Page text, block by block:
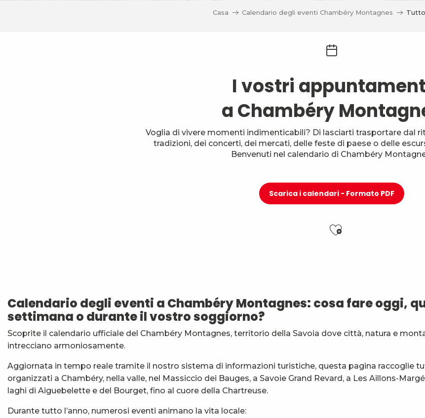
Casa Calendario degli eventi Chambéry Montagnes
I vostri
a Chambéry
Voglia di vivere momenti indimenticabili? Di lasciarti trasportare dal
tradizioni, dei concerti, dei mercati, delle feste di paese o delle
Benvenuti nel calendario di Chambéry
Scarica i calendari - Formato PDF
Ajouter aux
Vendredis en Musique : Sycamore Sisters
Stage multi-cordes escalade, via-ferrata, canyon (10-16 ans)
Jidé Waro en concert - Maloya (La Réunion)
7ème Symposium de sculpture et rencontre d'artistes
Initiation à la marqueterie de paille - Niveau 1 débutant
Esc'apéro aux Fruits de la Treille
Exposition : Messages/Images, graphisme d'intérêt général
Exposition de peinture Martine Sainte Mareville
Festi'Fecl
Calendario degli eventi a Chambéry Montagnes: cosa fare oggi,
settimana o durante il vostro soggiorno?
Scoprite il calendario ufficiale del Chambéry Montagnes, territorio della Savoia dove città, natura e
intrecciano armoniosamente.
Aggiornata in tempo reale tramite il nostro sistema di informazioni turistiche, questa pagina raccoglie
organizzati a Chambéry, nella valle, nel Massiccio dei Bauges, a Savoie Grand Revard, a Les Aillons-
laghi di Aiguebelette e del Bourget, fino al cuore della Chartreuse.
Durante tutto l’anno, numerosi eventi animano la vita locale: